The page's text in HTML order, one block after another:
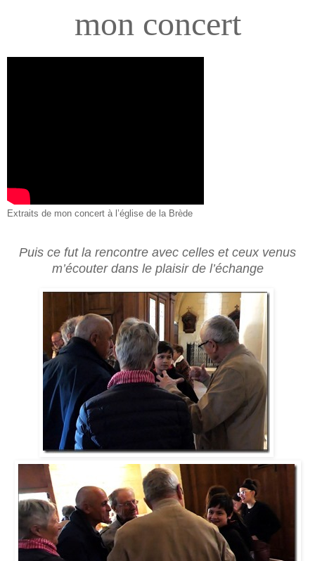
mon concert
Extraits de mon concert à l’église de la Brède
Puis ce fut la rencontre avec celles et ceux venus
m’écouter dans le plaisir de l’échange